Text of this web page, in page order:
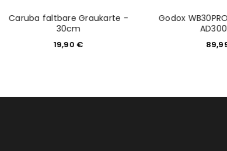
Caruba faltbare Graukarte -
30cm
19,90€
Godox